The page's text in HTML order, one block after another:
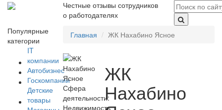
Честные отзывы сотрудников
о работодателях
Популярные
категории
IT
компании
Автобизнес
Госкомпании
Детские
товары
Главная ЖК Нахабино Ясное
Сфера
деятельности:
Недвижимость
ЖК
Нахабино